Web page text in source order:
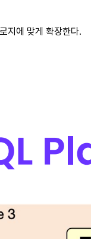
지에 맞게 확장한다.